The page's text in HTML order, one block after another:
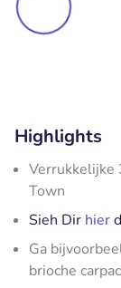
Highlights
Verrukkelijke
Town
Sieh Dir hier
Ga
brioche